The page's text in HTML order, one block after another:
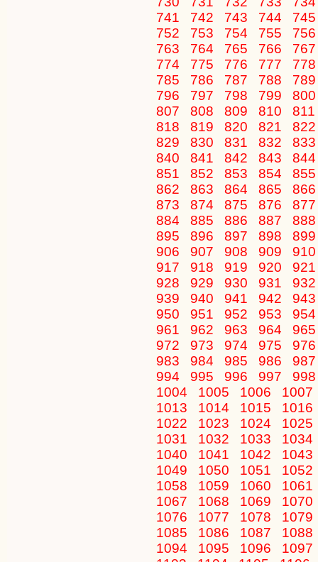
741
742 743 744
752
753 754 755
763
764 765 766
774
775 776 777
785
786 787 788
796
797 798 799
807
808 809 810
811
818
819 820 821
829
830 831 832
840
841 842 843
851
852 853 854
862
863 864 865
873
874 875 876
884
885 886 887
895
896 897 898
906
907 908 909
917
918 919 920
928
929 930 931
939
940 941 942
950
951 952 953
961
962 963 964
972
973 974 975
983
984 985 986
994
995 996 997
1004
1005 1006
1007
1013
1014 1015
1016
1022
1023 1024
1025
1031
1032 1033
1034
1040
1041 1042
1043
1049
1050 1051
1052
1058
1059 1060
1061
1067
1068 1069
1070
1076
1077 1078
1079
1085
1086 1087
1088
1094
1095 1096
1097